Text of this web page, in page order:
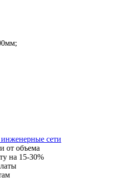
сети
от объема
на 15-30%